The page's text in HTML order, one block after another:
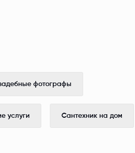
фотографы
услуги Сантехник на дом